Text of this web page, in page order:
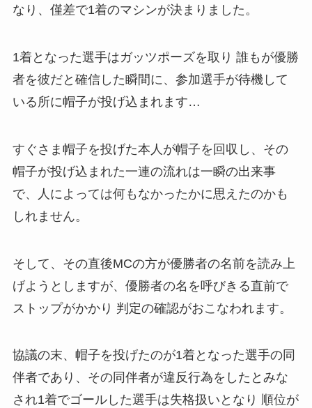
なり、僅差で1着のマシンが決まりました。
1着となった選手はガッツポーズを取り 誰もが優勝
者を彼だと確信した瞬間に、参加選手が待機して
いる所に帽子が投げ込まれます…
すぐさま帽子を投げた本人が帽子を回収し、その
帽子が投げ込まれた一連の流れは一瞬の出来事
で、人によっては何もなかったかに思えたのかも
しれません。
そして、その直後MCの方が優勝者の名前を読み上
げようとしますが、優勝者の名を呼びきる直前で
ストップがかかり 判定の確認がおこなわれます。
協議の末、帽子を投げたのが1着となった選手の同
伴者であり、その同伴者が違反行為をしたとみな
され1着でゴールした選手は失格扱いとなり 順位が